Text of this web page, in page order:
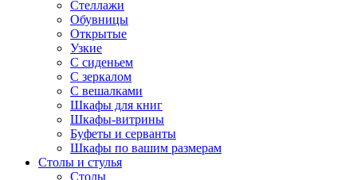
Стеллажи
Обувницы
Открытые
Узкие
С сиденьем
С зеркалом
С вешалками
Шкафы для книг
Шкафы-витрины
Буфеты и серванты
Шкафы по вашим размерам
Столы и стулья
Столы